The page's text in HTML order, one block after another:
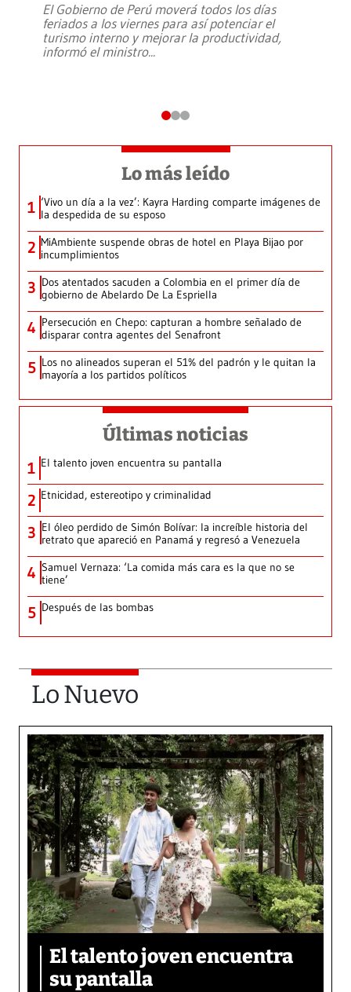
El Gobierno de Perú moverá todos los días
feriados a los viernes para así potenciar el
turismo interno y mejorar la productividad,
informó el ministro...
Lo más leído
1 ‘Vivo un día a la vez’: Kayra Harding comparte imágenes de
la despedida de su esposo
2 MiAmbiente suspende obras de hotel en Playa Bijao por
incumplimientos
3 Dos atentados sacuden a Colombia en el primer día de
gobierno de Abelardo De La Espriella
4 Persecución en Chepo: capturan a hombre señalado de
disparar contra agentes del Senafront
5 Los no alineados superan el 51% del padrón y le quitan la
mayoría a los partidos políticos
Últimas noticias
1 El talento joven encuentra su pantalla​
2 Etnicidad, estereotipo y criminalidad
3 El óleo perdido de Simón Bolívar: la increíble historia del
retrato que apareció en Panamá y regresó a Venezuela
4 Samuel Vernaza: ‘La comida más cara es la que no se
tiene’
5 Después de las bombas
Lo Nuevo
El talento joven encuentra
su pantalla​